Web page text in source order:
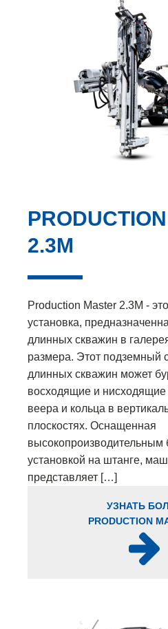
2.3M
Production Master 2.3M -
установка,
длинных скважин в
размера. Этот подземный
длинных скважин может
восходящие и
веера и кольца в
плоскостях. Оснащенная
высокопроизводительным
установкой на штанге,
представляет […]
УЗНАТЬ
PRODUCTION